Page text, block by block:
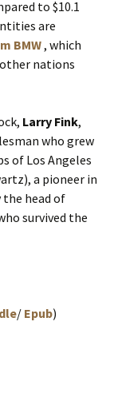
to $10.1
are
BMW, which
nations
Larry Fink,
who grew
of Los Angeles
a pioneer in
head of
survived the
/ Epub)